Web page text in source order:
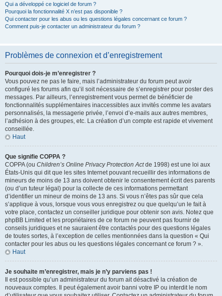
Qui a développé ce logiciel de forum ?
Pourquoi la fonctionnalité X n’est pas disponible ?
Qui contacter pour les abus ou les questions légales concernant ce forum ?
Comment puis-je contacter un administrateur du forum ?
Problèmes de connexion et d’enregistrement
Pourquoi dois-je m’enregistrer ?
Vous pouvez ne pas le faire, mais l’administrateur du forum peut avoir
configuré les forums afin qu’il soit nécessaire de s’enregistrer pour poster des
messages. Par ailleurs, l’enregistrement vous permet de bénéficier de
fonctionnalités supplémentaires inaccessibles aux invités comme les avatars
personnalisés, la messagerie privée, l’envoi d’e-mails aux autres membres,
l’adhésion à des groupes, etc. La création d’un compte est rapide et vivement
conseillée.
Haut
Que signifie COPPA ?
COPPA (ou Children’s Online Privacy Protection Actde 1998) est une loi aux
États-Unis qui dit que les sites Internet pouvant recueillir des informations de
mineurs de moins de 13 ans doivent obtenir le consentement écrit des parents
(ou d’un tuteur légal) pour la collecte de ces informations permettant
d’identifier un mineur de moins de 13 ans. Si vous n’êtes pas sûr que cela
s’applique à vous, lorsque vous vous enregistrez ou que quelqu’un le fait à
votre place, contactez un conseiller juridique pour obtenir son avis. Notez que
phpBB Limited et les propriétaires de ce forum ne peuvent pas fournir de
conseils juridiques et ne sauraient être contactés pour des questions légales
de toutes sortes, à l’exception de celles mentionnées dans la question « Qui
contacter pour les abus ou les questions légales concernant ce forum ? ».
Haut
Je souhaite m’enregistrer, mais je n’y parviens pas !
Il est possible qu’un administrateur du forum ait désactivé la création de
nouveaux comptes. Il peut également avoir banni votre IP ou interdit le nom